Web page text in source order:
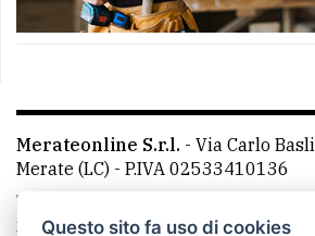
Merateonline S.r.l. - Via Carlo
Merate (LC) - P.IVA 02533410136
Telefono:
mail: redazione@merateonline.it
Questo sito fa uso di cookies